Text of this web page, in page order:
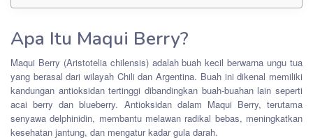
Apa Itu Maqui Berry?
Maqui Berry (Aristotelia chilensis) adalah buah kecil berwarna ungu tua
yang berasal dari wilayah Chili dan Argentina. Buah ini dikenal memiliki
kandungan antioksidan tertinggi dibandingkan buah-buahan lain seperti
acai berry dan blueberry. Antioksidan dalam Maqui Berry, terutama
senyawa delphinidin, membantu melawan radikal bebas, meningkatkan
kesehatan jantung, dan mengatur kadar gula darah.